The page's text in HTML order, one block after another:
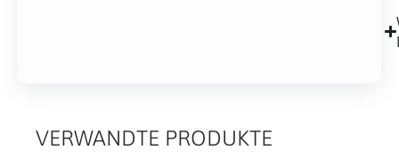
VERWANDTE PRODUKTE